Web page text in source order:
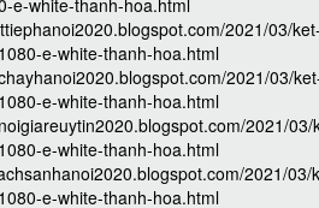
e-white-thanh-hoa.html
2021/03/
e-white-thanh-hoa.html
2021/03/
e-white-thanh-hoa.html
2021/03/
e-white-thanh-hoa.html
2021/03/
e-white-thanh-hoa.html